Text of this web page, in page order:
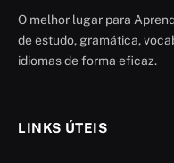
O melhor lugar para
de estudo, gramática,
idiomas de forma eficaz.
LINKS ÚTEIS